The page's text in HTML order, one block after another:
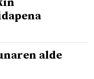
alde